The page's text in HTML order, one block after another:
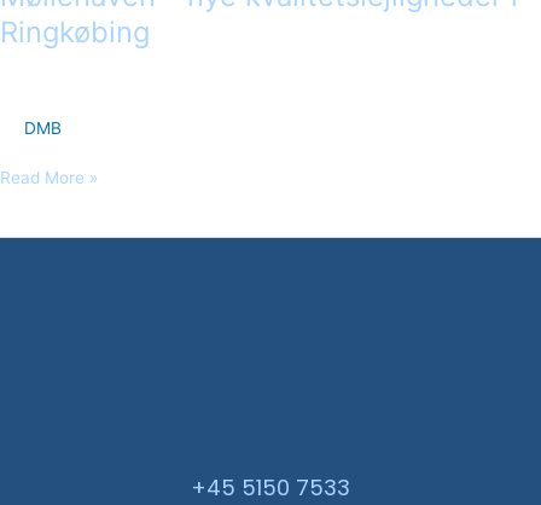
Ringkøbing
DMB
Read More »
+45 5150 7533